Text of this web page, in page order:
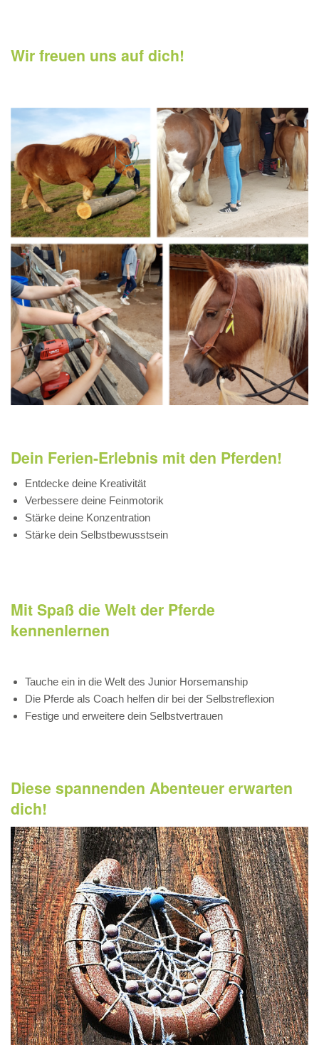
Wir freuen uns auf dich!
Dein Ferien-Erlebnis mit den Pferden!
Entdecke deine Kreativität
Verbessere deine Feinmotorik
Stärke deine Konzentration
Stärke dein Selbstbewusstsein
Mit Spaß die Welt der Pferde
kennenlernen
Tauche ein in die Welt des Junior Horsemanship
Die Pferde als Coach helfen dir bei der Selbstreflexion
Festige und erweitere dein Selbstvertrauen
Diese spannenden Abenteuer erwarten
dich!